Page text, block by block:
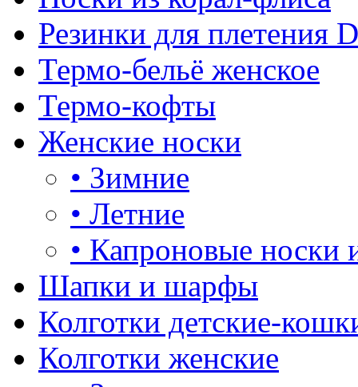
Резинки для плетения
Термо-бельё женское
Термо-кофты
Женские носки
• Зимние
• Летние
• Капроновые носки
Шапки и шарфы
Колготки детские-
Колготки женские